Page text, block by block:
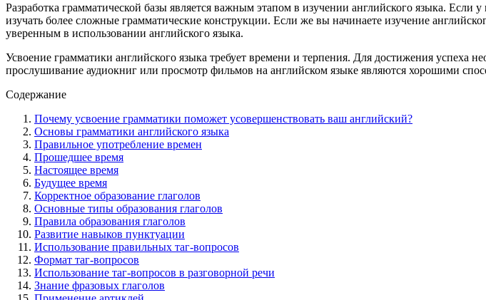
Разработка грамматической базы является важным этапом в изучении английского языка.
изучать более сложные грамматические конструкции. Если же вы начинаете изучение
уверенным в использовании английского языка.
Усвоение грамматики английского языка требует времени и терпения. Для достижения успеха
прослушивание аудиокниг или просмотр фильмов на английском языке являются хорошими
Содержание
Почему усвоение грамматики поможет усовершенствовать ваш английский?
Основы грамматики английского языка
Правильное употребление времен
Прошедшее время
Настоящее время
Будущее время
Корректное образование глаголов
Основные типы образования глаголов
Правила образования глаголов
Развитие навыков пунктуации
Использование правильных таг-вопросов
Формат таг-вопросов
Использование таг-вопросов в разговорной речи
Знание фразовых глаголов